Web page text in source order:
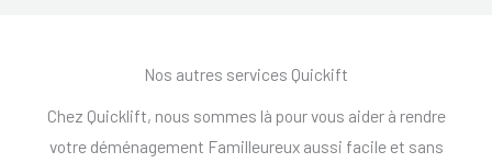
Nos autres services Quickift
Chez Quicklift, nous sommes là pour vous aider à rendre
votre déménagement Familleureux aussi facile et sans